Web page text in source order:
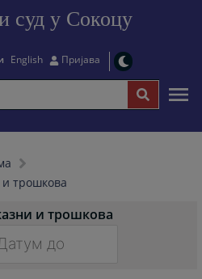
суд у Сокоцу
English Пријава
трошкова
и трошкова